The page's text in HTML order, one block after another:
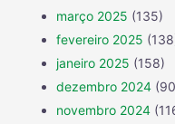
março 2025 (135)
fevereiro 2025
janeiro 2025 (158)
dezembro 2024
novembro 2024